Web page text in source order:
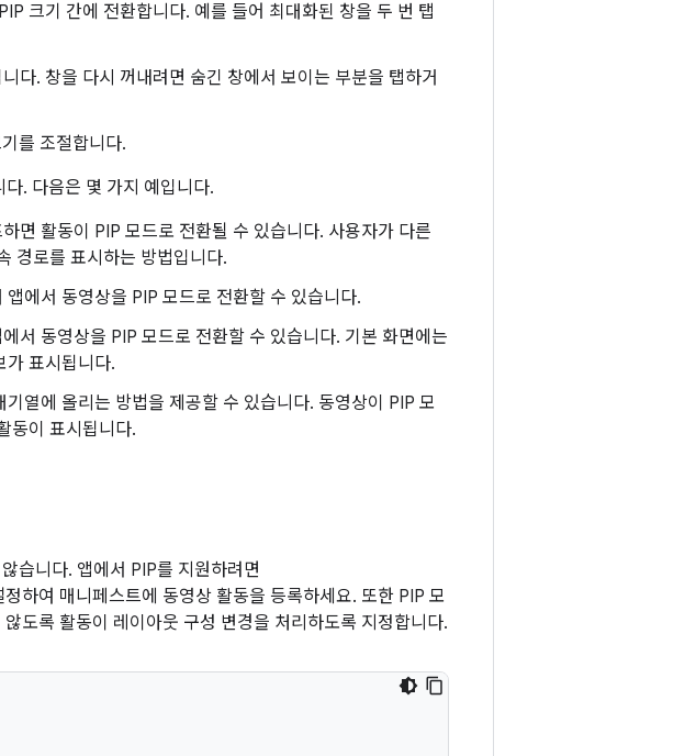
크기 간에 전환합니다. 예를 들어 최대화된 창을 두 번 탭
다. 창을 다시 꺼내려면 숨긴 창에서 보이는 부분을 탭하거
를 조절합니다.
. 다음은 몇 가지 예입니다.
면 활동이 PIP 모드로 전환될 수 있습니다. 사용자가 다른
경로를 표시하는 방법입니다.
에서 동영상을 PIP 모드로 전환할 수 있습니다.
서 동영상을 PIP 모드로 전환할 수 있습니다. 기본 화면에는
가 표시됩니다.
열에 올리는 방법을 제공할 수 있습니다. 동영상이 PIP 모
동이 표시됩니다.
습니다. 앱에서 PIP를 지원하려면
정하여 매니페스트에 동영상 활동을 등록하세요. 또한 PIP 모
도록 활동이 레이아웃 구성 변경을 처리하도록 지정합니다.